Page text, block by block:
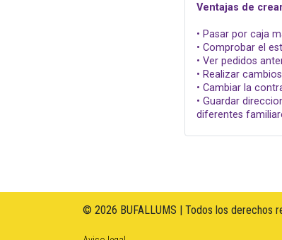
Ventajas de
• Pasar por caja
• Comprobar el
• Ver pedidos
• Realizar
• Cambiar la
• Guardar
diferentes
© 2026 BUFALLUMS | Todos los derechos